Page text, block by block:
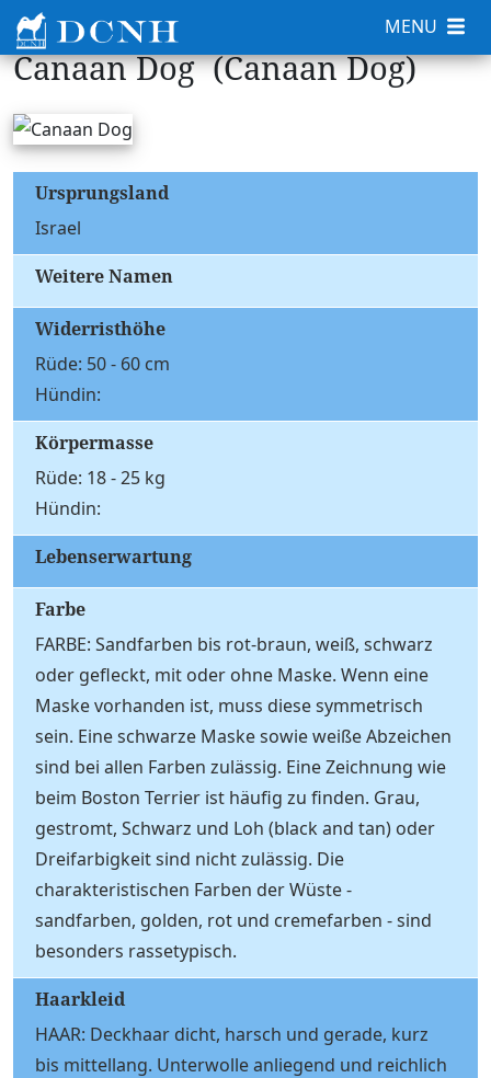
Canaan Dog (Canaan Dog)
Ursprungsland
Israel
Weitere Namen
Widerristhöhe
Rüde: 50 - 60 cm
Hündin:
Körpermasse
Rüde: 18 - 25 kg
Hündin:
Lebenserwartung
Farbe
FARBE: Sandfarben bis rot-braun, weiß, schwarz
oder gefleckt, mit oder ohne Maske. Wenn eine
Maske vorhanden ist, muss diese symmetrisch
sein. Eine schwarze Maske sowie weiße Abzeichen
sind bei allen Farben zulässig. Eine Zeichnung wie
beim Boston Terrier ist häufig zu finden. Grau,
gestromt, Schwarz und Loh (black and tan) oder
Dreifarbigkeit sind nicht zulässig. Die
charakteristischen Farben der Wüste -
sandfarben, golden, rot und cremefarben - sind
besonders rassetypisch.
Haarkleid
HAAR: Deckhaar dicht, harsch und gerade, kurz
bis mittellang. Unterwolle anliegend und reichlich
MENU